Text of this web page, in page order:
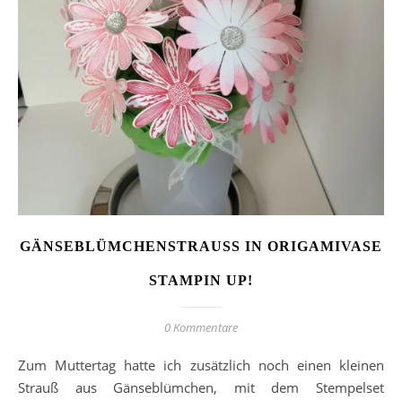
GÄNSEBLÜMCHENSTRAUSS IN ORIGAMIVASE S
TAMPIN UP!
0 Kommentare
Zum Muttertag hatte ich zusätzlich noch einen kleinen
Strauß aus Gänseblümchen, mit dem Stempelset